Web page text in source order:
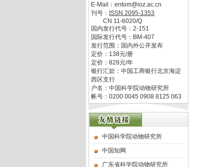
E-Mail： entom@ioz.ac.cn
刊号： ISSN 2095-1353
CN 11-6020/Q
国内发行代号： 2-151
国际发行代号： BM-407
发行范围：国内外公开发布
定价： 138元/册
定价： 828元/年
银行汇款：中国工商银行北京海淀
西区支行
户名：中国科学院动物研究所
帐号：0200 0045 0908 8125 063
中国科学院动物研究所
中国知网
广东省科学院动物研究所